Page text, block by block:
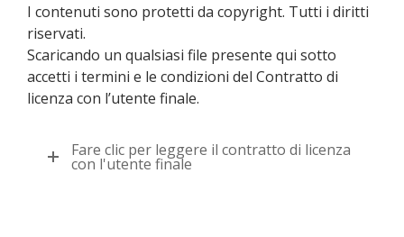
I contenuti sono protetti da copyright. Tutti i diritti
riservati.
Scaricando un qualsiasi file presente qui sotto
accetti i termini e le condizioni del Contratto di
licenza con l’utente finale.
Fare clic per leggere il contratto di licenza
con l'utente finale